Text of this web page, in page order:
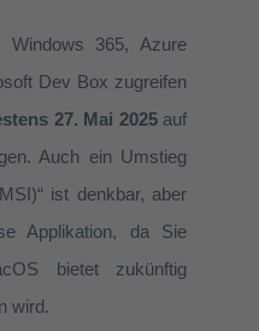
Windows 365, Azure
Dev Box zugreifen
27. Mai 2025auf
Auch ein Umstieg
ist denkbar, aber
Applikation, da Sie
bietet zukünftig
wird.